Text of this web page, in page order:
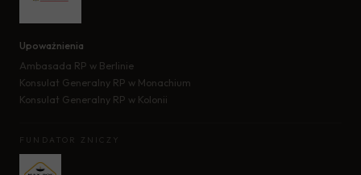
Upoważnienia
Ambasada RP w Berlinie
Konsulat Generalny RP w Monachium
Konsulat Generalny RP w Kolonii
FUNDATOR ZNICZY